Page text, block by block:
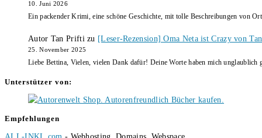
10. Juni 2026
Ein packender Krimi, eine schöne Geschichte, mit tolle Beschreibungen von
Autor Tan Prifti zu [Leser-Rezension] Oma Neta ist Crazy von
25. November 2025
Liebe Bettina, Vielen, vielen Dank dafür! Deine Worte haben mich unglaublich
Unterstützer von:
Empfehlungen